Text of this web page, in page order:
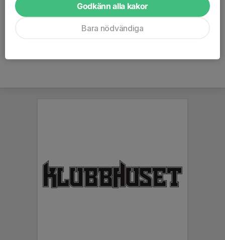
Position
-
Godkänn alla kakor
Bara nödvändiga